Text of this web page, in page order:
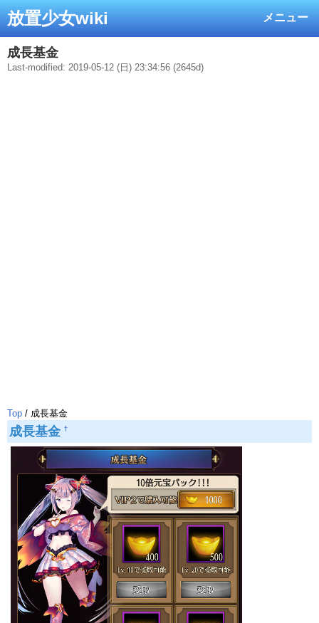
メニュー
放置少女wiki
成長基金
Last-modified: 2019-05-12 (日) 23:34:56 (2645d)
Top / 成長基金
成長基金 †